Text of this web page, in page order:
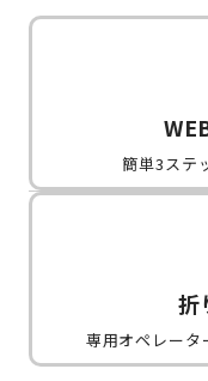
簡単3ステ
折
専用オペレータ